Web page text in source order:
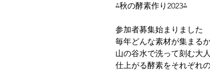
⁂秋の酵素作り2023⁂
参加者募集始まりました
毎年どんな素材が集まる
山の谷水で洗って刻む大
仕上がる酵素をそれぞれ